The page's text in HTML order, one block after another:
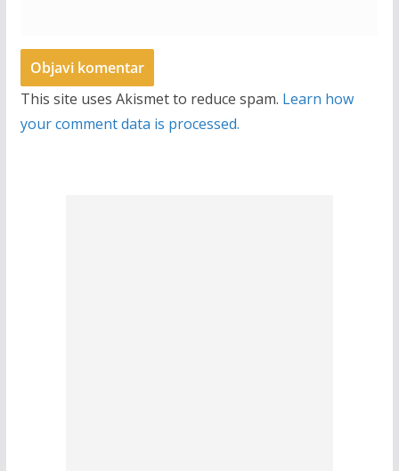
This site uses Akismet to reduce spam. Learn how
your comment data is processed.